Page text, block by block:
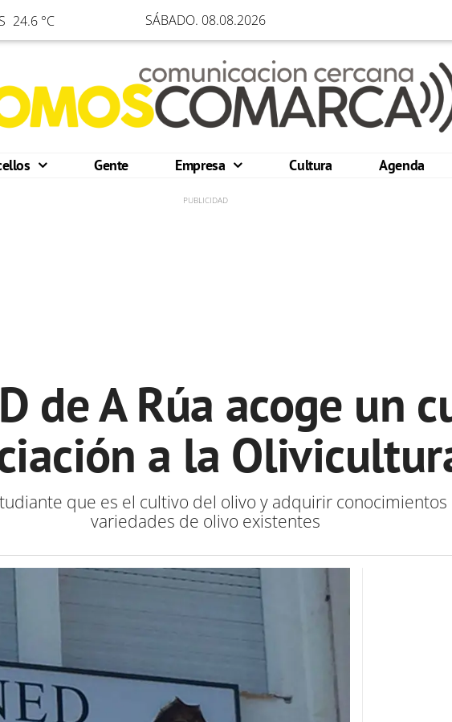
24.6 °C SÁBADO. 08.08.2026
Gente Empresa Cultura Agenda
de A Rúa acoge un
a la
que es el cultivo del olivo y adquirir conocimientos
variedades de olivo existentes